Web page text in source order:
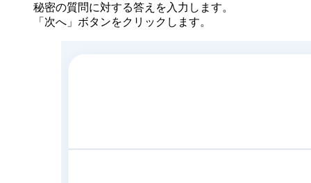
秘密の質問に対する答えを入力します。
「次へ」ボタンをクリックします。